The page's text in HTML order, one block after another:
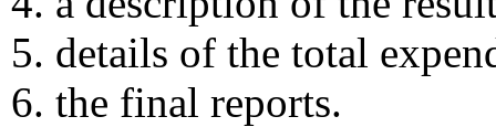
5. details of the total
6. the final reports.